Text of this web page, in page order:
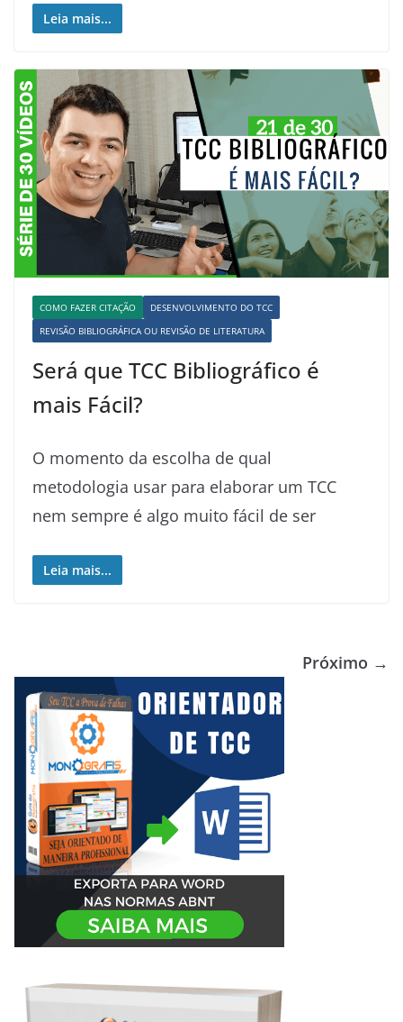
Leia mais...
COMO FAZER CITAÇÃO
DESENVOLVIMENTO DO TCC
REVISÃO BIBLIOGRÁFICA OU REVISÃO DE LITERATURA
Será que TCC Bibliográfico é
mais Fácil?
O momento da escolha de qual
metodologia usar para elaborar um TCC
nem sempre é algo muito fácil de ser
Leia mais...
Próximo →